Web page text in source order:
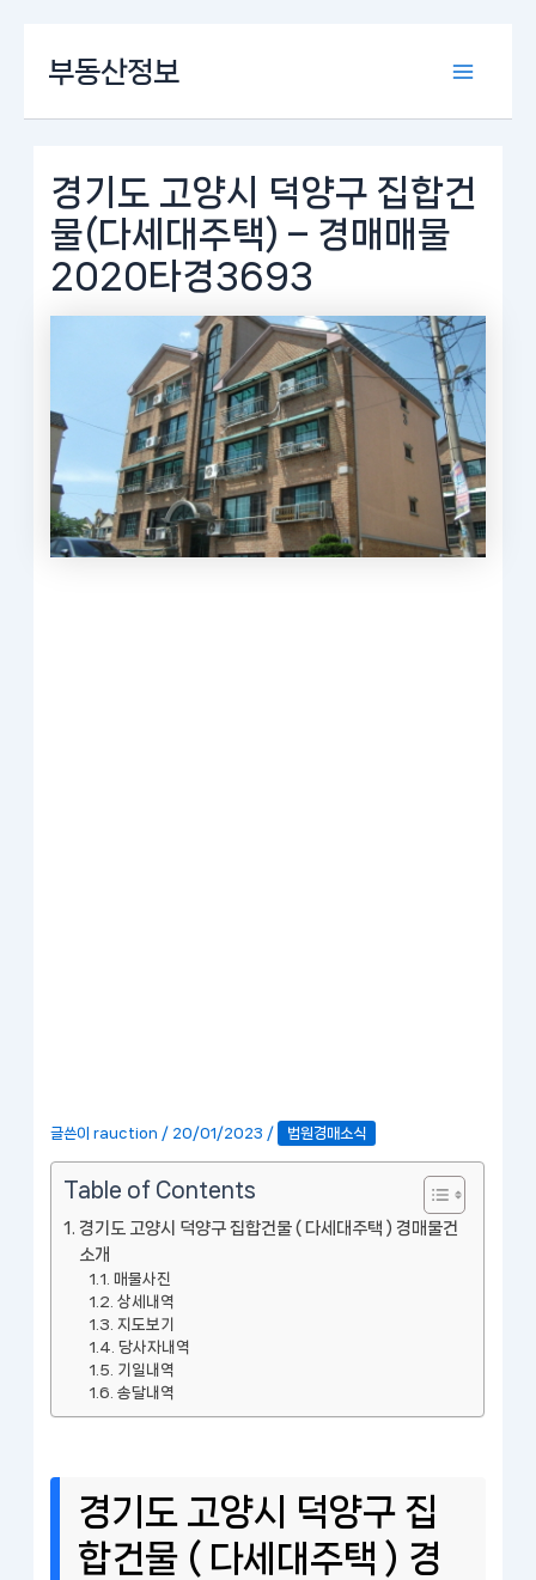
로
부동산정보
경기도 고양시 덕양구 집합건
물(다세대주택) – 경매매물
2020타경3693
글쓴이rauction / 20/01/2023 / 법원경매소식
Table of Contents
경기도 고양시 덕양구 집합건물 ( 다세대주택 ) 경매물건
소개
매물사진
상세내역
지도보기
당사자내역
기일내역
송달내역
경기도 고양시 덕양구 집
합건물 ( 다세대주택 ) 경